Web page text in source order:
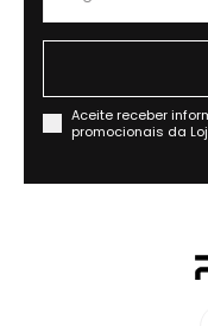
Aceite receber
promocionais da